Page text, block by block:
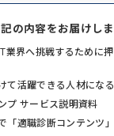
の内容をお届けし
業界へ挑戦するために
て活躍できる人材にな
プ サービス説明資料
「適職診断コンテンツ